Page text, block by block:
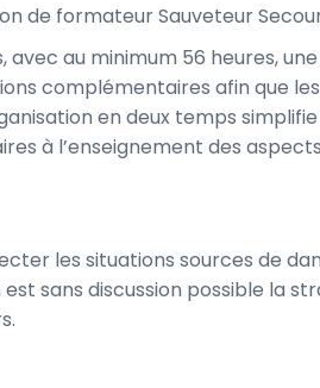
de formateur Sauveteur
avec au minimum 56 heures,
complémentaires afin que
en deux temps
à l’enseignement des
les situations sources de
sans discussion possible la